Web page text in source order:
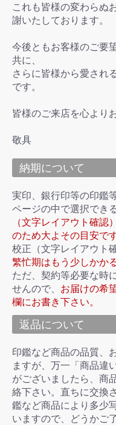
これも皆様の変わらぬ
謝いたしております。
今後ともお客様のご要
共に、
さらに皆様から愛され
です。
皆様のご来店を心より
敬具
納期について
実印、銀行印等の印鑑
ページの中で選択でき
（文字レイアウト確
のため大よその目安です
校正（文字レイアウト
繁忙期はもう少しかか
ただ、契約等必要な時
せんので、 お届けの希
欄にお書き下さい。
返品について
印鑑など商品の品質、
ますが、万一「商品違
がございましたら、商
絡下さい。直ちに交換
鑑など商品により多少
いますので、どうかご